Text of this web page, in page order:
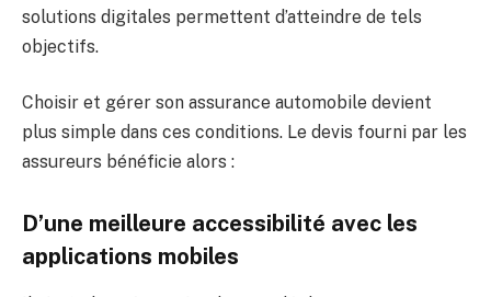
solutions digitales permettent d’atteindre de tels
objectifs.
Choisir et gérer son assurance automobile devient
plus simple dans ces conditions. Le devis fourni par les
assureurs bénéficie alors :
D’une meilleure accessibilité avec les
applications mobiles